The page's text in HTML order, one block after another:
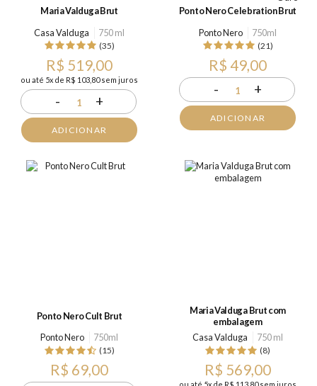
Maria Valduga Brut
Casa Valduga
750 ml
(35)
R$ 519,00
ou até 5x de R$ 103,80 sem juros
- 1 +
ADICIONAR
Ponto Nero Celebration Brut
Ponto Nero
750ml
(21)
R$ 49,00
- 1 +
ADICIONAR
Ponto Nero Cult Brut
Ponto Nero
750ml
(15)
R$ 69,00
Maria Valduga Brut com
embalagem
Casa Valduga
750 ml
(8)
R$ 569,00